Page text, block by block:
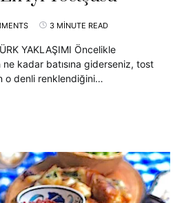
3 MINUTE READ
YAKLAŞIMI Öncelikle
kadar batısına giderseniz, tost
o denli renklendiğini…